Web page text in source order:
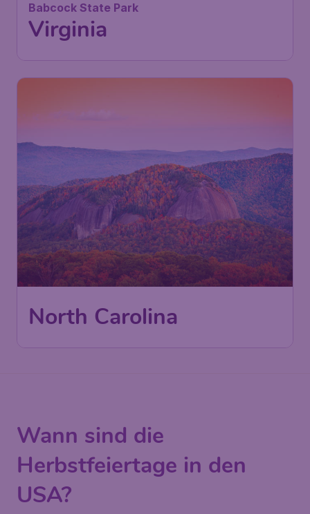
Babcock State Park
Virginia
North Carolina
Wann sind die
Herbstfeiertage in den
USA?